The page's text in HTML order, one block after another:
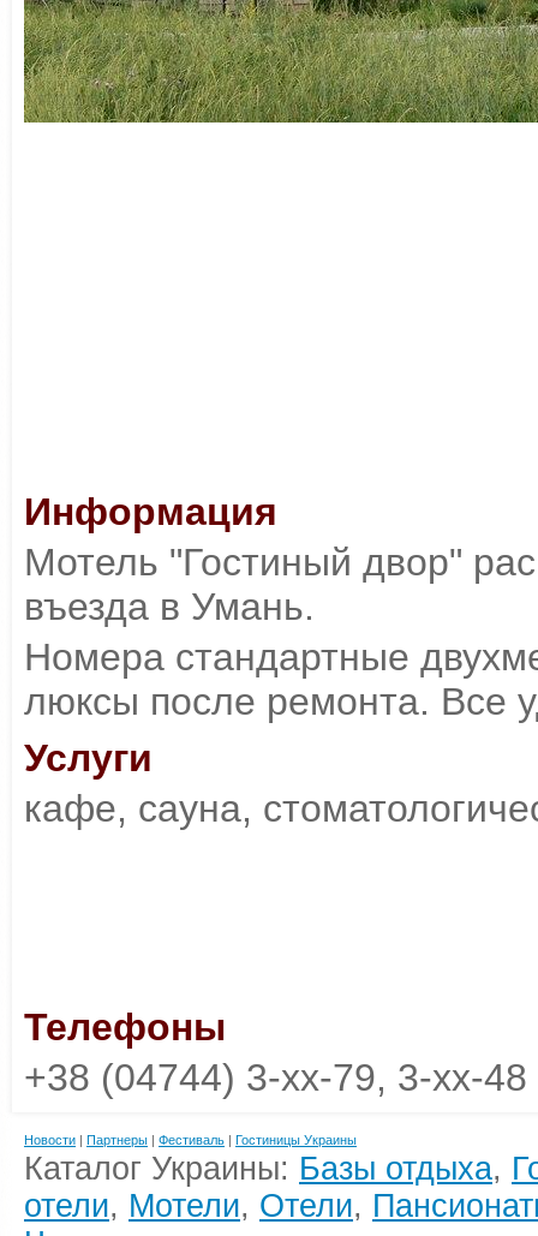
Информация
Мотель "Гостиный двор"
въезда в Умань.
Номера стандартные
люксы после ремонта. Все
Услуги
кафе, сауна,
Телефоны
+38 (04744) 3-xx-79, 3-xx-48
Новости | Партнеры | Фестиваль | Гостиницы Украины
Каталог Украины: Базы отдыха,
отели, Мотели, Отели,